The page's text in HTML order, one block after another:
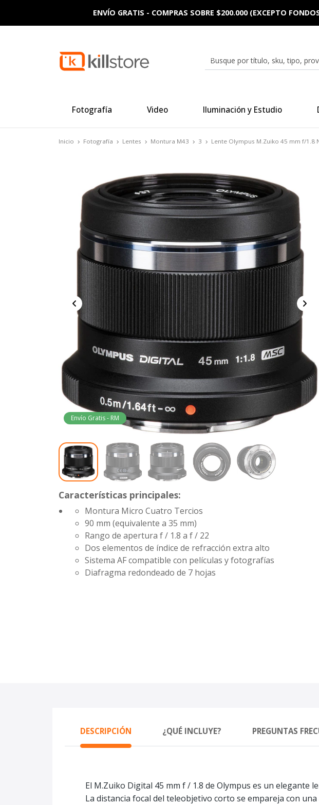
Fotografía Video Iluminación y Estudio
ENVÍO GRATIS - COMPRAS SOBRE $200.000 (EXCEPTO
Inicio Fotografía Lentes Montura M43 3 Lente Olympus M.Zuiko 45 mm f/1.8
Envío Gratis - RM
Características principales:
Montura Micro Cuatro Tercios
90 mm (equivalente a 35 mm)
Rango de aperturaf / 1.8 a f / 22
Dos elementos de índice de refracción extra alto
Sistema AF compatible con películas y fotografías
Diafragma redondeado de 7 hojas
DESCRIPCIÓN ¿QUÉ INCLUYE? PREGUNTAS
El M.Zuiko Digital 45 mm f / 1.8 de Olympus es un elegante
La distancia focal del teleobjetivo corto se empareja con